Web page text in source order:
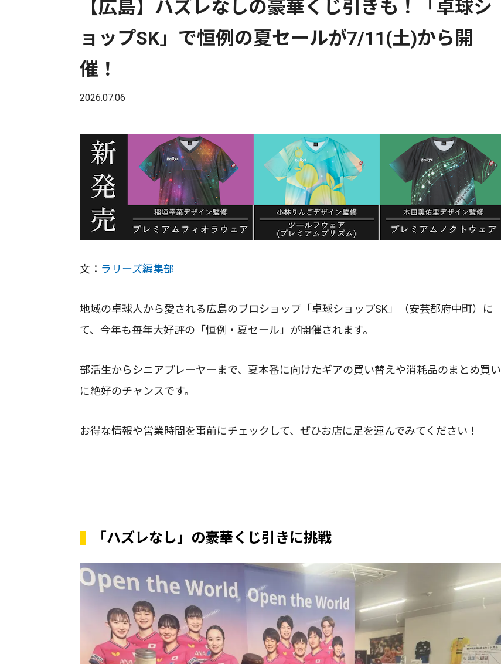
【広島】ハズレなしの豪華くじ引きも！「卓球シ
ョップSK」で恒例の夏セールが7/11(土)から開
催！
2026.07.06
文： ラリーズ編集部
地域の卓球人から愛される広島のプロショップ「卓球ショップSK」（安芸郡府中町）に
て、今年も毎年大好評の「恒例・夏セール」が開催されます。
部活生からシニアプレーヤーまで、夏本番に向けたギアの買い替えや消耗品のまとめ買い
に絶好のチャンスです。
お得な情報や営業時間を事前にチェックして、ぜひお店に足を運んでみてください！
「ハズレなし」の豪華くじ引きに挑戦